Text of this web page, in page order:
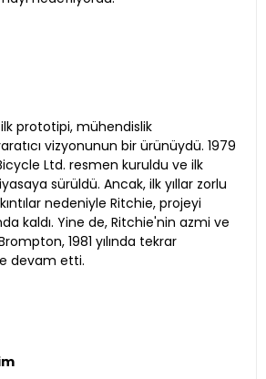
prototipi, mühendislik
vizyonunun bir ürünüydü. 1979
Ltd. resmen kuruldu ve ilk
sürüldü. Ancak, ilk yıllar zorlu
nedeniyle Ritchie, projeyi
kaldı. Yine de, Ritchie'nin azmi ve
1981 yılında tekrar
devam etti.